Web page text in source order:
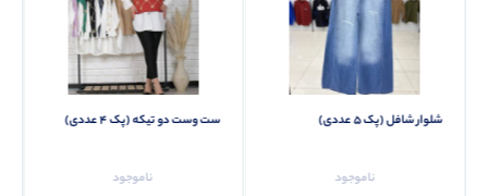
شلوار شافل (پک 5 عددی)
ناموجود
ست وست دو تیکه (پک 4 عددی)
ناموجود